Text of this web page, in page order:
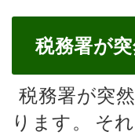
税務署が
税務署が突
ります。
それ